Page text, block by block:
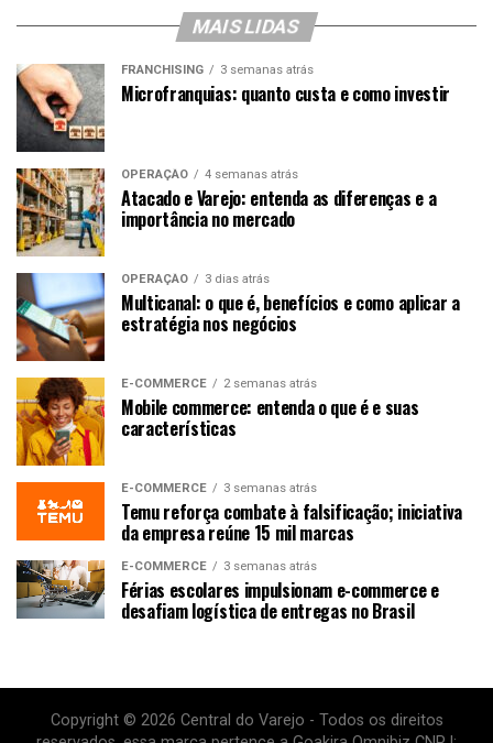
MAIS LIDAS
FRANCHISING 3 semanas atrás
Microfranquias: quanto custa e como investir
OPERAÇÃO 4 semanas atrás
Atacado e Varejo: entenda as diferenças e a
importância no mercado
OPERAÇÃO 3 dias atrás
Multicanal: o que é, benefícios e como aplicar a
estratégia nos negócios
E-COMMERCE 2 semanas atrás
Mobile commerce: entenda o que é e suas
características
E-COMMERCE 3 semanas atrás
Temu reforça combate à falsificação; iniciativa
da empresa reúne 15 mil marcas
E-COMMERCE 3 semanas atrás
Férias escolares impulsionam e-commerce e
desafiam logística de entregas no Brasil
Copyright © 2026 Central do Varejo - Todos os direitos